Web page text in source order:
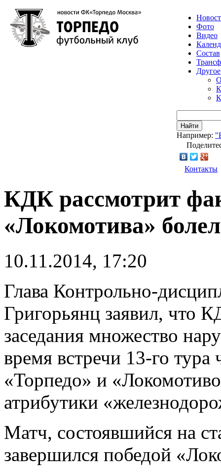
Фото
Видео
Состав
Другое
Найти
Например:
Контакты
КДК рассмотрит
«Локомотива»
10.11.2014, 17:20
Глава Контрольно-
Григорьянц заявил, что
заседания множество
время встречи 13-го
«Торпедо» и
атрибутики
Матч, состоявшийся на
завершился победой